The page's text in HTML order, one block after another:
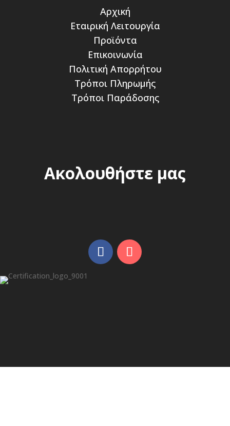
Αρχική
Εταιρική Λειτουργία
Προϊόντα
Επικοινωνία
Πολιτική Απορρήτου
Τρόποι Πληρωμής
Τρόποι Παράδοσης
Ακολουθήστε μας